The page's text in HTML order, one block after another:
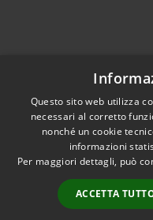
RSS
Accessibilità
Questo sito web utilizza
necessari al corretto
nonché un cookie
informazioni
Per maggiori dettagli, può
ACCETTA